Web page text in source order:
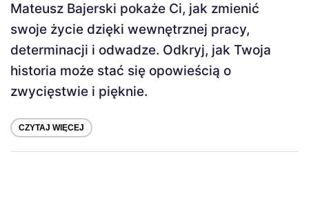
Mateusz Bajerski pokaże Ci, jak zmienić
swoje życie dzięki wewnętrznej pracy,
determinacji i odwadze. Odkryj, jak Twoja
historia może stać się opowieścią o
zwycięstwie i pięknie.
CZYTAJ WIĘCEJ